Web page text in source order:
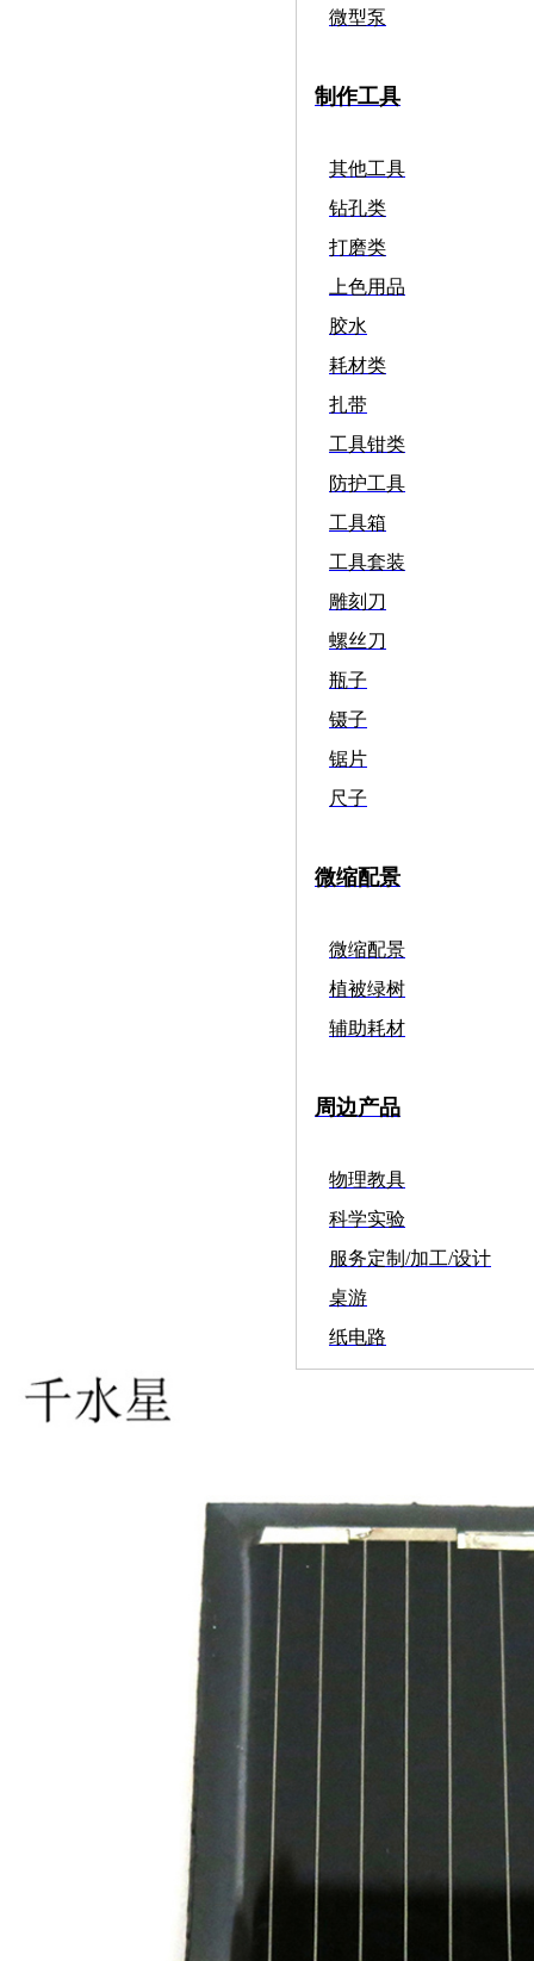
微型泵
制作工具
其他工具
钻孔类
打磨类
上色用品
胶水
耗材类
扎带
工具钳类
防护工具
工具箱
工具套装
雕刻刀
螺丝刀
瓶子
镊子
锯片
尺子
微缩配景
微缩配景
植被绿树
辅助耗材
周边产品
物理教具
科学实验
服务定制/加工/设计
桌游
纸电路